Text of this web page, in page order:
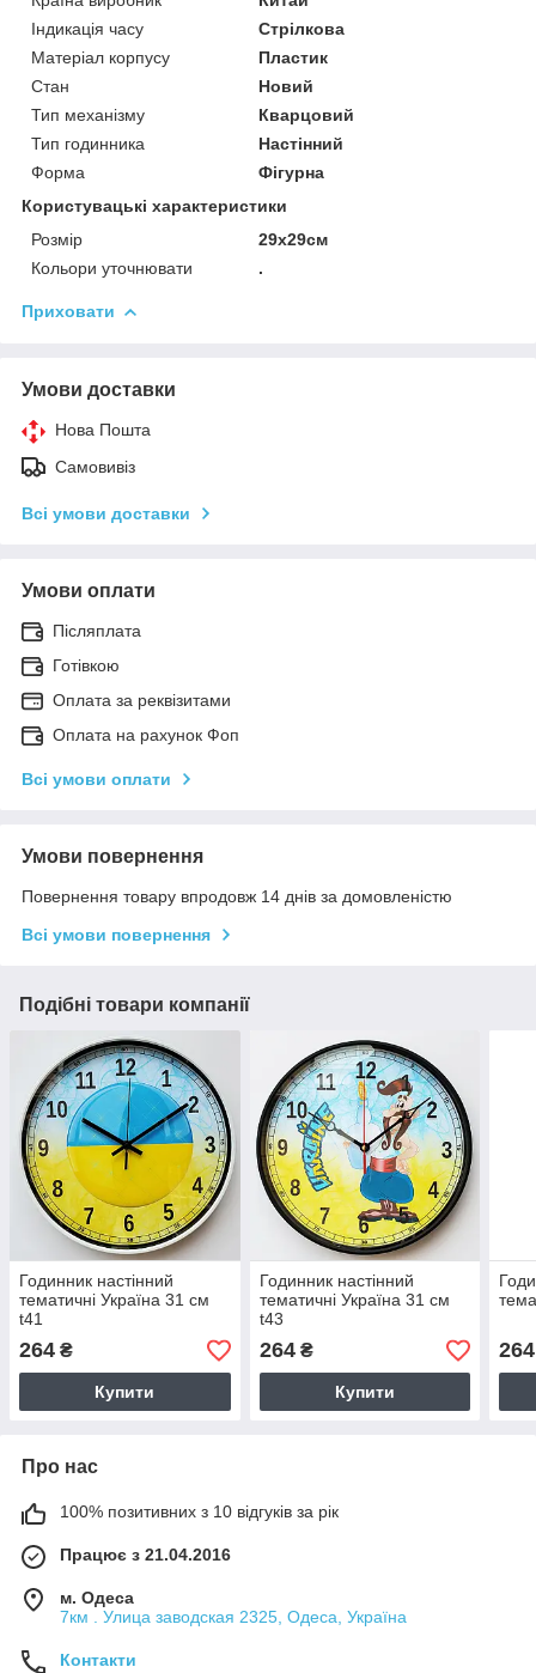
Індикація часу
Стрілкова
Матеріал корпусу
Пластик
Стан
Новий
Тип механізму
Кварцовий
Тип годинника
Настінний
Форма
Фігурна
Користувацькі характеристики
Розмір
29х29см
Кольори уточнювати
.
Приховати
Умови доставки
Нова Пошта
Самовивіз
Всі умови доставки
Умови оплати
Післяплата
Готівкою
Оплата за реквізитами
Оплата на рахунок Фоп
Всі умови оплати
Умови повернення
Повернення товару впродовж 14 днів за домовленістю
Всі умови повернення
Подібні товари компанії
Годинник настінний
тематичні Україна 31 см
t41
264 ₴
Купити
Годинник настінний
тематичні Україна 31 см
t43
264₴
Купити
264
Про нас
100% позитивних з 10 відгуків за рік
Працює з 21.04.2016
м. Одеса
7км . Улица заводская 2325, Одеса, Україна
Контакти